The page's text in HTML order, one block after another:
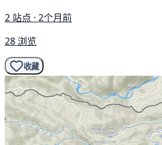
2 站点 · 2个月前
28 浏览
收藏